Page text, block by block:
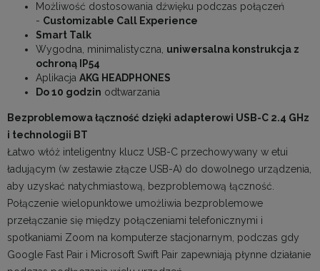
Możliwość dostosowania dźwięku podczas połączeń
- Customizable Call Experience
Smart Talk
Wygodna, minimalistyczna, uniwersalna konstrukcja z
ochroną IP54
Aplikacja AKG HEADPHONES
Do 10 godzin odtwarzania
Bezproblemowa łączność dzięki adapterowi USB-C 2.4 GHz
i technologii BT
Łatwo włóż inteligentny klucz USB-C przechowywany w etui
ładującym (w zestawie złącze USB-A) do dowolnego urządzenia,
aby uzyskać natychmiastową, bezproblemową łączność.
Połączenie wielopunktowe umożliwia bezproblemowe
przełączanie się między połączeniami telefonicznymi i
spotkaniami Zoom na komputerze stacjonarnym, podczas gdy
Google Fast Pair i Microsoft Swift Pair zapewniają płynne działanie